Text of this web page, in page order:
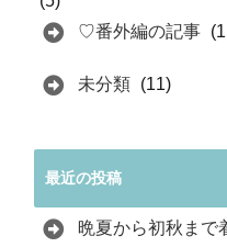
♡番外編の記事
未分類 (11)
最近の投稿
晩夏から初秋まで